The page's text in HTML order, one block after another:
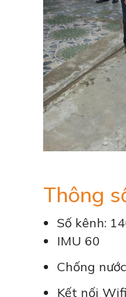
Thông
Số kênh:
IMU 60
Chống
Kết nối